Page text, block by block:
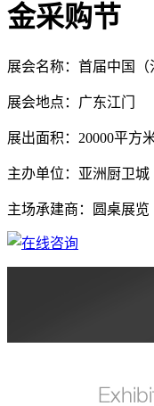
金采购节
展会名称：首届中国
展会地点：广东江门
展出面积：20000平方
主办单位：亚洲厨卫城
主场承建商：圆桌展览